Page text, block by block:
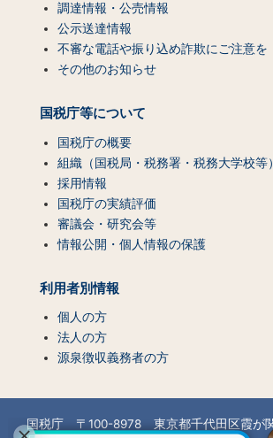
調達情報・公売情報
公示送達情報
不審な電話や振り込め詐欺にご注意を
その他のお知らせ
国税庁等について
国税庁の概要
組織（国税局・税務署・税務大学校等）
採用情報
国税庁の実績評価
審議会・研究会等
情報公開・個人情報の保護
利用者別情報
個人の方
法人の方
源泉徴収義務者の方
国税庁 〒100-8978 東京都千代田区霞が